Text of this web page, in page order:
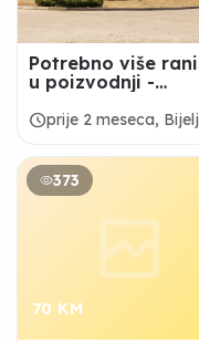
Potrebno više
u poizvodnji -
Bijeljina
scheduleprije 2 meseca,
373
70 KM